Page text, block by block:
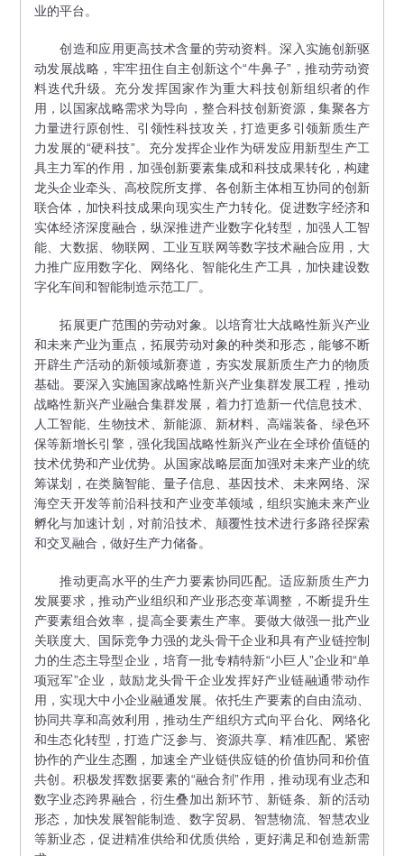
业的平台。
创造和应用更高技术含量的劳动资料。深入实施创新驱
动发展战略，牢牢扭住自主创新这个“牛鼻子”，推动劳动资
料迭代升级。充分发挥国家作为重大科技创新组织者的作
用，以国家战略需求为导向，整合科技创新资源，集聚各方
力量进行原创性、引领性科技攻关，打造更多引领新质生产
力发展的“硬科技”。充分发挥企业作为研发应用新型生产工
具主力军的作用，加强创新要素集成和科技成果转化，构建
龙头企业牵头、高校院所支撑、各创新主体相互协同的创新
联合体，加快科技成果向现实生产力转化。促进数字经济和
实体经济深度融合，纵深推进产业数字化转型，加强人工智
能、大数据、物联网、工业互联网等数字技术融合应用，大
力推广应用数字化、网络化、智能化生产工具，加快建设数
字化车间和智能制造示范工厂。
拓展更广范围的劳动对象。以培育壮大战略性新兴产业
和未来产业为重点，拓展劳动对象的种类和形态，能够不断
开辟生产活动的新领域新赛道，夯实发展新质生产力的物质
基础。要深入实施国家战略性新兴产业集群发展工程，推动
战略性新兴产业融合集群发展，着力打造新一代信息技术、
人工智能、生物技术、新能源、新材料、高端装备、绿色环
保等新增长引擎，强化我国战略性新兴产业在全球价值链的
技术优势和产业优势。从国家战略层面加强对未来产业的统
筹谋划，在类脑智能、量子信息、基因技术、未来网络、深
海空天开发等前沿科技和产业变革领域，组织实施未来产业
孵化与加速计划，对前沿技术、颠覆性技术进行多路径探索
和交叉融合，做好生产力储备。
推动更高水平的生产力要素协同匹配。适应新质生产力
发展要求，推动产业组织和产业形态变革调整，不断提升生
产要素组合效率，提高全要素生产率。要做大做强一批产业
关联度大、国际竞争力强的龙头骨干企业和具有产业链控制
力的生态主导型企业，培育一批专精特新“小巨人”企业和“单
项冠军”企业，鼓励龙头骨干企业发挥好产业链融通带动作
用，实现大中小企业融通发展。依托生产要素的自由流动、
协同共享和高效利用，推动生产组织方式向平台化、网络化
和生态化转型，打造广泛参与、资源共享、精准匹配、紧密
协作的产业生态圈，加速全产业链供应链的价值协同和价值
共创。积极发挥数据要素的“融合剂”作用，推动现有业态和
数字业态跨界融合，衍生叠加出新环节、新链条、新的活动
形态，加快发展智能制造、数字贸易、智慧物流、智慧农业
等新业态，促进精准供给和优质供给，更好满足和创造新需